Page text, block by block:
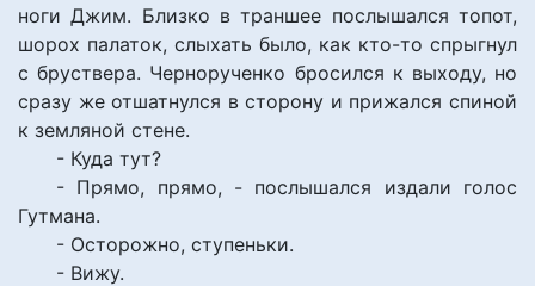
ноги Джим. Близко в траншее послышался топот,
шорох палаток, слыхать было, как кто-то спрыгнул
с бруствера. Чернорученко бросился к выходу, но
сразу же отшатнулся в сторону и прижался спиной
к земляной стене.
- Куда тут?
- Прямо, прямо, - послышался издали голос
Гутмана.
- Осторожно, ступеньки.
- Вижу.